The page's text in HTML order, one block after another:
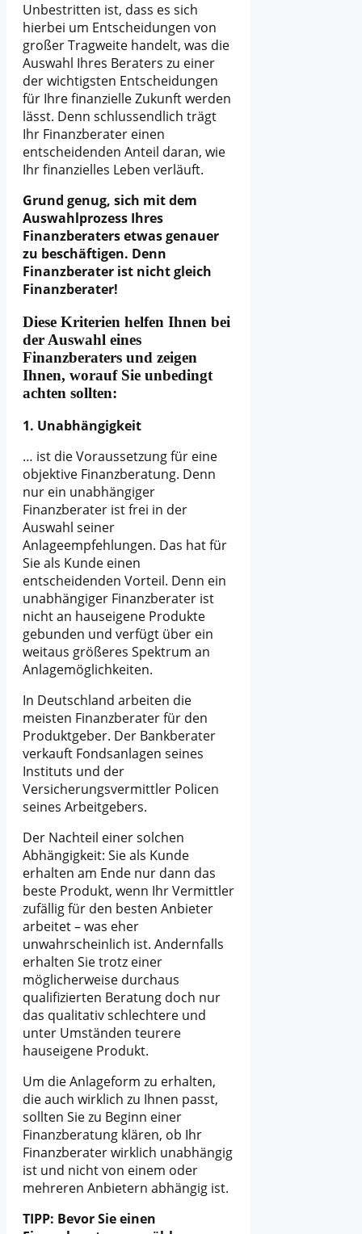
Unbestritten ist, dass es sich
hierbei um Entscheidungen von
großer Tragweite handelt, was die
Auswahl Ihres Beraters zu einer
der wichtigsten Entscheidungen
für Ihre finanzielle Zukunft werden
lässt. Denn schlussendlich trägt
Ihr Finanzberater einen
entscheidenden Anteil daran, wie
Ihr finanzielles Leben verläuft.
Grund genug, sich mit dem
Auswahlprozess Ihres
Finanzberaters etwas genauer
zu beschäftigen. Denn
Finanzberater ist nicht gleich
Finanzberater!
Diese Kriterien helfen Ihnen bei
der Auswahl eines
Finanzberaters und zeigen
Ihnen, worauf Sie unbedingt
achten sollten:
1. Unabhängigkeit
… ist die Voraussetzung für eine
objektive Finanzberatung. Denn
nur ein unabhängiger
Finanzberater ist frei in der
Auswahl seiner
Anlageempfehlungen. Das hat für
Sie als Kunde einen
entscheidenden Vorteil. Denn ein
unabhängiger Finanzberater ist
nicht an hauseigene Produkte
gebunden und verfügt über ein
weitaus größeres Spektrum an
Anlagemöglichkeiten.
In Deutschland arbeiten die
meisten Finanzberater für den
Produktgeber. Der Bankberater
verkauft Fondsanlagen seines
Instituts und der
Versicherungsvermittler Policen
seines Arbeitgebers.
Der Nachteil einer solchen
Abhängigkeit: Sie als Kunde
erhalten am Ende nur dann das
beste Produkt, wenn Ihr Vermittler
zufällig für den besten Anbieter
arbeitet – was eher
unwahrscheinlich ist. Andernfalls
erhalten Sie trotz einer
möglicherweise durchaus
qualifizierten Beratung doch nur
das qualitativ schlechtere und
unter Umständen teurere
hauseigene Produkt.
Um die Anlageform zu erhalten,
die auch wirklich zu Ihnen passt,
sollten Sie zu Beginn einer
Finanzberatung klären, ob Ihr
Finanzberater wirklich unabhängig
ist und nicht von einem oder
mehreren Anbietern abhängig ist.
TIPP: Bevor Sie einen